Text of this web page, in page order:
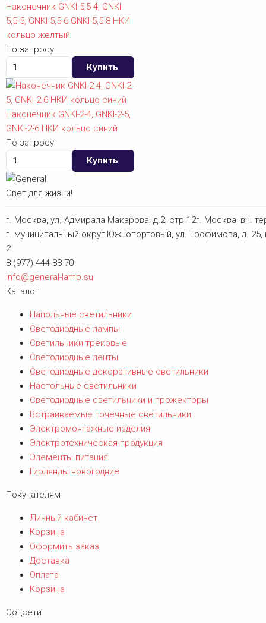
Наконечник GNKI-5,5-4, GNKI-
5,5-5, GNKI-5,5-6 GNKI-5,5-8 НКИ
кольцо желтый
По запросу
Купить
Наконечник GNKI-2-4, GNKI-2-5,
GNKI-2-6 НКИ кольцо синий
По запросу
Купить
Свет для жизни!
г. Москва, ул. Адмирала Макарова, д.2, стр.12г. Москва, вн.
г. муниципальный округ Южнопортовый, ул. Трофимова, д. 25,
2
8 (977) 444-88-70
info@general-lamp.su
Каталог
Напольные светильники
Светодиодные лампы
Светильники трековые
Светодиодные ленты
Светодиодные декоративные светильники
Настольные светильники
Светодиодные светильники и прожекторы
Встраиваемые точечные светильники
Электромонтажные изделия
Электротехническая продукция
Элементы питания
Гирлянды новогодние
Покупателям
Личный кабинет
Корзина
Оформить заказ
Доставка
Оплата
Корзина
Соцсети